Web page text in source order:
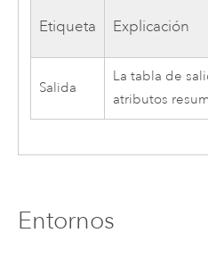
Etiqueta Explicación
Salida
La tabla de
atributos
Entornos